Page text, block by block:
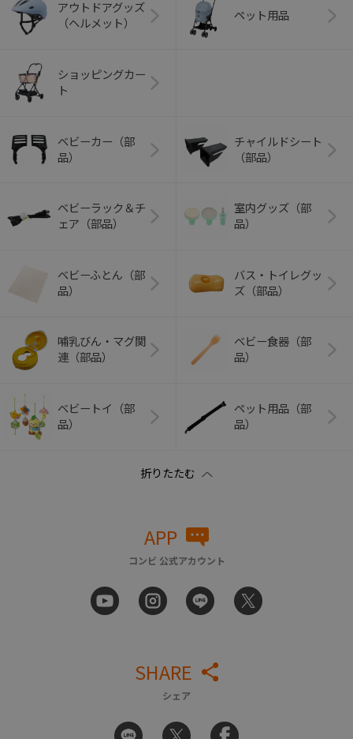
アウトドアグッズ
（ヘルメット）
ペット用品
ショッピングカー
ト
ベビーカー（部
品）
チャイルドシート
（部品）
ベビーラック＆チ
ェア（部品）
室内グッズ（部
品）
ベビーふとん（部
品）
バス・トイレグッ
ズ（部品）
哺乳びん・マグ関
連（部品）
ベビー食器（部
品）
ベビートイ（部
品）
ペット用品（部
品）
APP
コンビ 公式アカウント
SHARE
シェア